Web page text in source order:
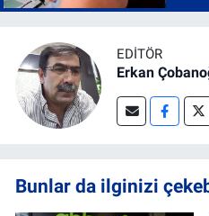
EDITÖR
Erkan
Bunlar da ilginizi